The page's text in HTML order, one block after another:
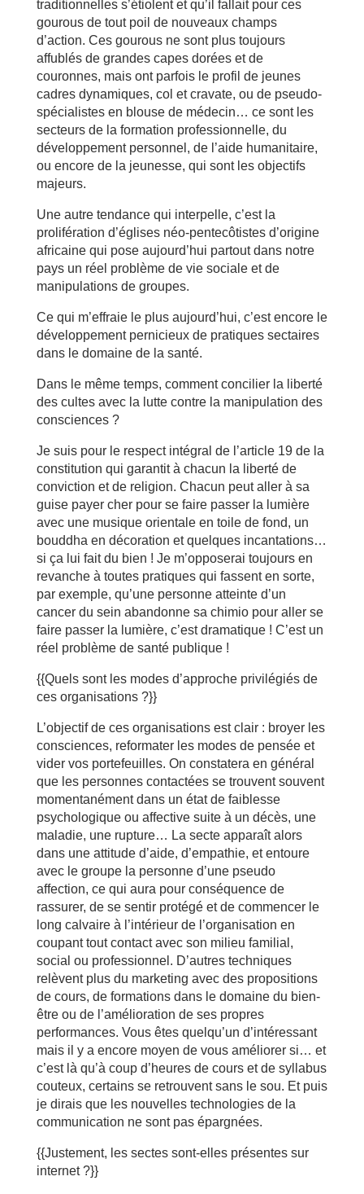
traditionnelles s’étiolent et qu’il fallait pour ces
gourous de tout poil de nouveaux champs
d’action. Ces gourous ne sont plus toujours
affublés de grandes capes dorées et de
couronnes, mais ont parfois le profil de jeunes
cadres dynamiques, col et cravate, ou de pseudo-
spécialistes en blouse de médecin… ce sont les
secteurs de la formation professionnelle, du
développement personnel, de l’aide humanitaire,
ou encore de la jeunesse, qui sont les objectifs
majeurs.
Une autre tendance qui interpelle, c’est la
prolifération d’églises néo-pentecôtistes d’origine
africaine qui pose aujourd’hui partout dans notre
pays un réel problème de vie sociale et de
manipulations de groupes.
Ce qui m’effraie le plus aujourd’hui, c’est encore le
développement pernicieux de pratiques sectaires
dans le domaine de la santé.
Dans le même temps, comment concilier la liberté
des cultes avec la lutte contre la manipulation des
consciences ?
Je suis pour le respect intégral de l’article 19 de la
constitution qui garantit à chacun la liberté de
conviction et de religion. Chacun peut aller à sa
guise payer cher pour se faire passer la lumière
avec une musique orientale en toile de fond, un
bouddha en décoration et quelques incantations…
si ça lui fait du bien ! Je m’opposerai toujours en
revanche à toutes pratiques qui fassent en sorte,
par exemple, qu’une personne atteinte d’un
cancer du sein abandonne sa chimio pour aller se
faire passer la lumière, c’est dramatique ! C’est un
réel problème de santé publique !
{{Quels sont les modes d’approche privilégiés de
ces organisations ?}}
L’objectif de ces organisations est clair : broyer les
consciences, reformater les modes de pensée et
vider vos portefeuilles. On constatera en général
que les personnes contactées se trouvent souvent
momentanément dans un état de faiblesse
psychologique ou affective suite à un décès, une
maladie, une rupture… La secte apparaît alors
dans une attitude d’aide, d’empathie, et entoure
avec le groupe la personne d’une pseudo
affection, ce qui aura pour conséquence de
rassurer, de se sentir protégé et de commencer le
long calvaire à l’intérieur de l’organisation en
coupant tout contact avec son milieu familial,
social ou professionnel. D’autres techniques
relèvent plus du marketing avec des propositions
de cours, de formations dans le domaine du bien-
être ou de l’amélioration de ses propres
performances. Vous êtes quelqu’un d’intéressant
mais il y a encore moyen de vous améliorer si… et
c’est là qu’à coup d’heures de cours et de syllabus
couteux, certains se retrouvent sans le sou. Et puis
je dirais que les nouvelles technologies de la
communication ne sont pas épargnées.
{{Justement, les sectes sont-elles présentes sur
internet ?}}